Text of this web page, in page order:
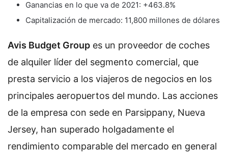
Ganancias en lo que va de 2021: +463.8%
Capitalización de mercado: 11,800 millones de dólares
Avis Budget Group es un proveedor de coches
de alquiler líder del segmento comercial, que
presta servicio a los viajeros de negocios en los
principales aeropuertos del mundo. Las acciones
de la empresa con sede en Parsippany, Nueva
Jersey, han superado holgadamente el
rendimiento comparable del mercado en general